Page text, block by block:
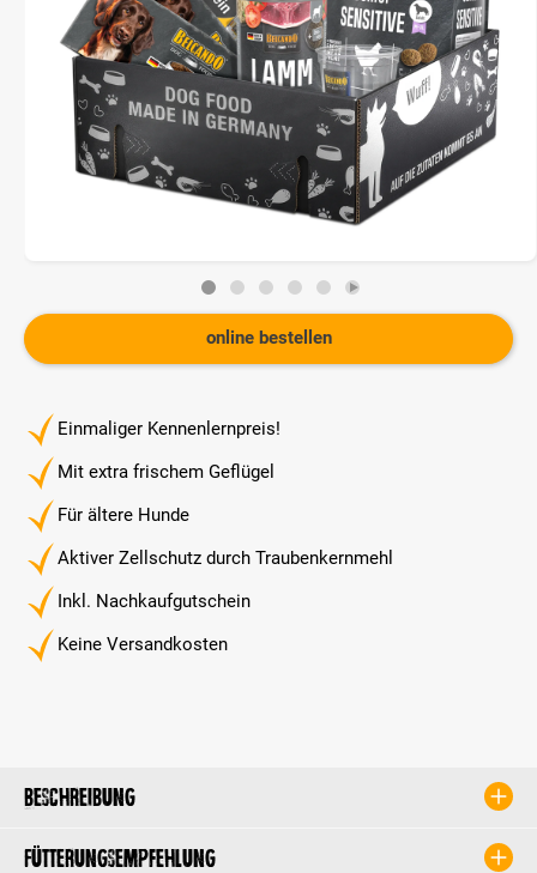
Einmaliger Kennenlernpreis!
Mit extra frischem Geflügel
Für ältere Hunde
Aktiver Zellschutz durch Traubenkernmehl
Inkl. Nachkaufgutschein
Keine Versandkosten
online bestellen
Beschreibung
Fütterungsempfehlung